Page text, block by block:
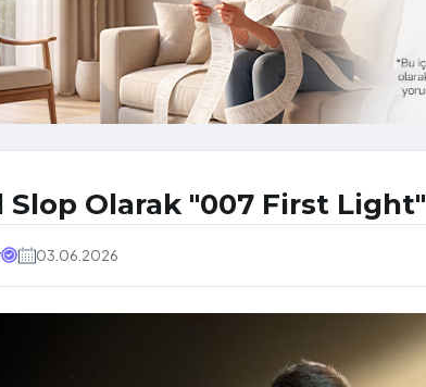
Slop Olarak "007 First Light"
03.06.2026